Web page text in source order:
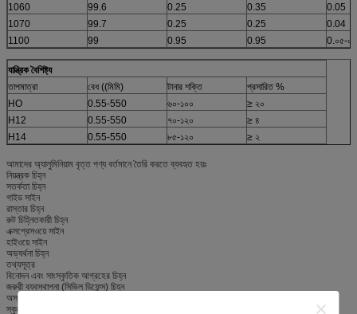
1060
99.6 0.25 0.35
0.05
1070
99.7 0.25 0.25
0.04
1100
99 0.95 0.95 0.০৫-
যান্ত্রিক বৈশিষ্ট্য
তাপমাত্রা
বেধ ((মিমি) টানার শক্তি
প্রসারিত %
HO
0.55-550 ৬০-১০০
≥ ২০
H12
0.55-550 ৭০-১২০
≥ ৪
H14
0.55-550 ৮৫-১২০ ≥ ২
আমাদের অ্যালুমিনিয়াম বৃত্ত পণ্য বর্তমানে তৈরি করতে ব্যবহৃত হয়ঃ
নিয়ন্ত্রক চিহ্ন
সতর্কতা চিহ্ন
গাইড সাইন
রাস্তার চিহ্ন
রুট চিহ্নিতকারী চিহ্ন
এক্সপ্রেসওয়ে সাইন
হাইওয়ে সাইন
অভ্যর্থনা চিহ্ন
তথ্যসূত্র
বিনোদন এবং সাংস্কৃতিক আগ্রহের চিহ্ন
জরুরী ব্যবস্থাপনা (সিভিল ডিফেন্স) চিহ্ন
অস্থায়ী ট্রাফিক কন্ট্রোল (নির্মাণ বা কাজের অঞ্চল) চিহ্ন
স্কুলের চিহ্ন